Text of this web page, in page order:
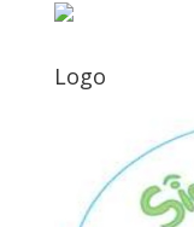
Logo